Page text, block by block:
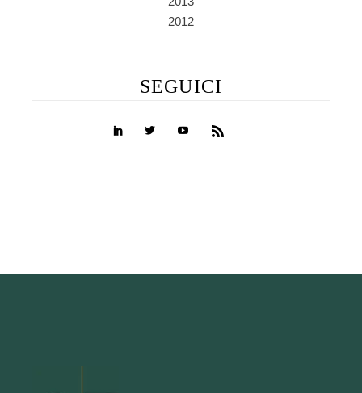
2012
SEGUICI